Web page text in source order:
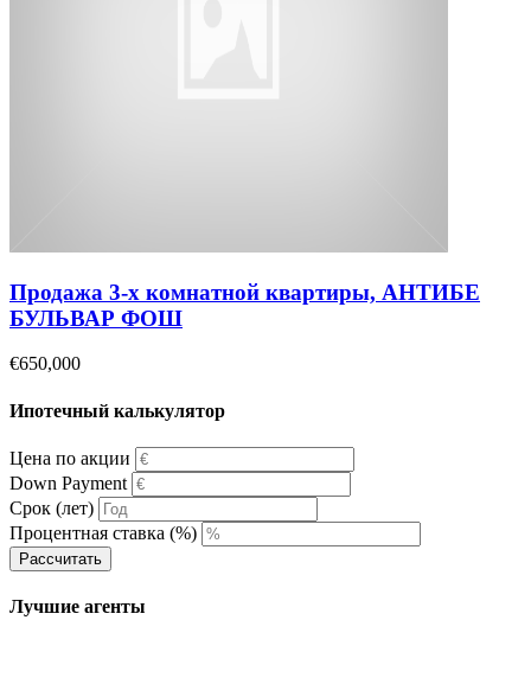
Продажа 3-х комнатной квартиры, АНТИБЕ
БУЛЬВАР ФОШ
€650,000
Ипотечный калькулятор
Цена по акции
Down Payment
Срок (лет)
Процентная ставка (%)
Рассчитать
Лучшие агенты